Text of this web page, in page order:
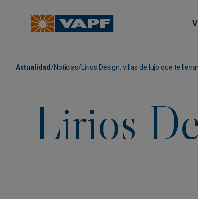
Actualidad /Noticias/ Lirios Design: villas de lujo que te
Lirios